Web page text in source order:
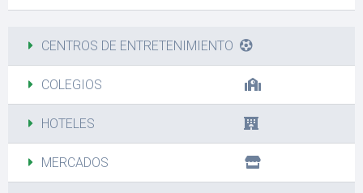
CENTROS DE ENTRETENIMIENTO
COLEGIOS
HOTELES
MERCADOS